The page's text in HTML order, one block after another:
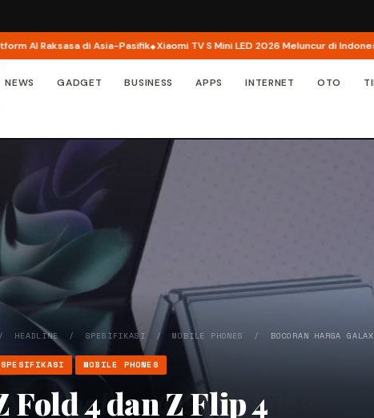
Raksasa di Asia-Pasifik Xiaomi TV S Mini LED 2026 Meluncur di Indonesia,
NEWS GADGET BUSINESS APPS INTERNET OTO
HEADLINE/ SPESIFIKASI /MOBILE PHONES / BOCORAN HARGA
SPESIFIKASI MOBILE PHONES
4 dan Z Flip 4